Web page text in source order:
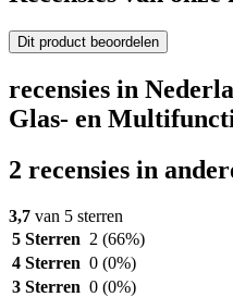
Dit product beoordelen
recensies in
Glas- en
2 recensies in
3,7 van 5 sterren
5 Sterren 2 (66%)
4 Sterren 0 (0%)
3 Sterren 0 (0%)